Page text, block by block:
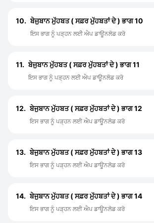
10. ਬੇਜੁਬਾਨ ਮੁੱਹਬਤ ( ਸਫ਼ਰ ਮੁੱਹਬਤਾਂ ਦੇ ) ਭਾਗ 10
ਇਸ ਭਾਗ ਨੂੰ ਪੜ੍ਹਨ ਲਈ ਐਪ ਡਾਊਨਲੋਡ ਕਰੋ
11. ਬੇਜੁਬਾਨ ਮੁੱਹਬਤ ( ਸਫ਼ਰ ਮੁੱਹਬਤਾਂ ਦੇ ) ਭਾਗ 11
ਇਸ ਭਾਗ ਨੂੰ ਪੜ੍ਹਨ ਲਈ ਐਪ ਡਾਊਨਲੋਡ ਕਰੋ
12. ਬੇਜੁਬਾਨ ਮੁੱਹਬਤ ( ਸਫ਼ਰ ਮੁੱਹਬਤਾਂ ਦੇ ) ਭਾਗ 12
ਇਸ ਭਾਗ ਨੂੰ ਪੜ੍ਹਨ ਲਈ ਐਪ ਡਾਊਨਲੋਡ ਕਰੋ
13. ਬੇਜੁਬਾਨ ਮੁੱਹਬਤ ( ਸਫ਼ਰ ਮੁੱਹਬਤਾਂ ਦੇ ) ਭਾਗ 13
ਇਸ ਭਾਗ ਨੂੰ ਪੜ੍ਹਨ ਲਈ ਐਪ ਡਾਊਨਲੋਡ ਕਰੋ
14. ਬੇਜੁਬਾਨ ਮੁੱਹਬਤ ( ਸਫ਼ਰ ਮੁੱਹਬਤਾਂ ਦੇ ) ਭਾਗ 14
ਇਸ ਭਾਗ ਨੂੰ ਪੜ੍ਹਨ ਲਈ ਐਪ ਡਾਊਨਲੋਡ ਕਰੋ